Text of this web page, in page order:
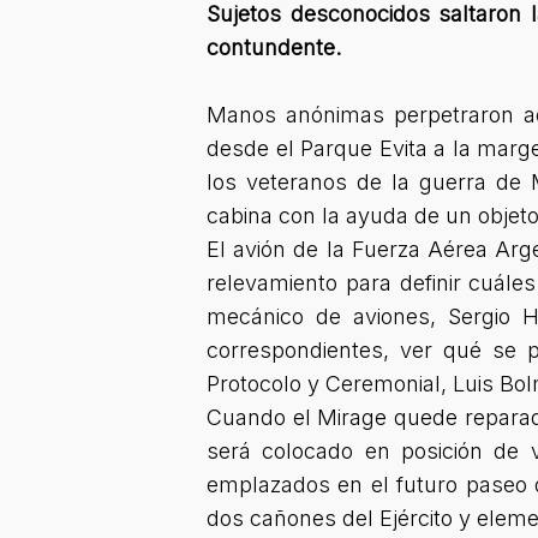
Sujetos desconocidos
contundente.
Manos anónimas perpetraron
desde el Parque Evita a la
los veteranos de la guerra de
cabina con la ayuda de un
El avión de la Fuerza Aérea
relevamiento para definir
mecánico de aviones, Sergio
correspondientes, ver qué se
Protocolo y Ceremonial, Luis
Cuando el Mirage quede
será colocado en posición de
emplazados en el futuro
dos cañones del Ejército y